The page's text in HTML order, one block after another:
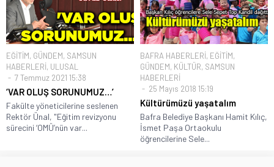
EĞİTİM, GÜNDEM, SAMSUN
HABERLERİ, ULUSAL
7 Temmuz 2021 15:38
‘VAR OLUŞ SORUNUMUZ…’
Fakülte yöneticilerine seslenen
Rektör Ünal, "Eğitim revizyonu
sürecini ‘OMÜ’nün var...
BAFRA HABERLERİ, EĞİTİM,
GÜNDEM, KÜLTÜR, SAMSUN
HABERLERİ
25 Mayıs 2018 15:19
Kültürümüzü yaşatalım
Bafra Belediye Başkanı Hamit Kılıç,
İsmet Paşa Ortaokulu
öğrencilerine Sele...